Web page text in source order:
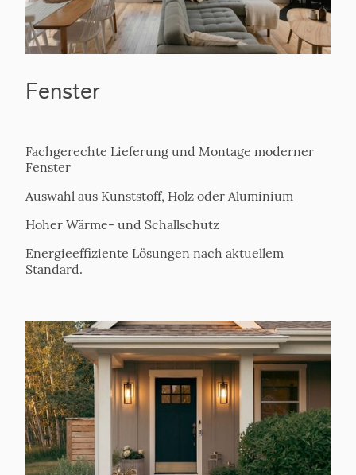
Fenster
Fachgerechte Lieferung und Montage moderner
Fenster
Auswahl aus Kunststoff, Holz oder Aluminium
Hoher Wärme- und Schallschutz
Energieeffiziente Lösungen nach aktuellem
Standard.